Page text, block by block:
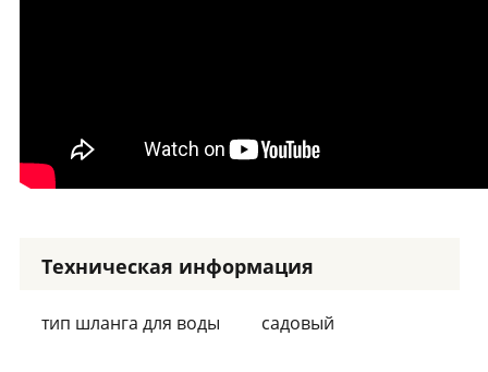
Техническая информация
тип шланга для воды садовый